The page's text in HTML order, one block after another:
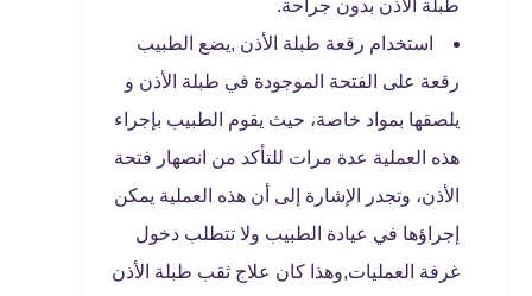
طبلة الأذن بدون جراحة.
استخدام رقعة طبلة الأذن ,يضع الطبيب
رقعة على الفتحة الموجودة في طبلة الأذن و
يلصقها بمواد خاصة، حيث يقوم الطبيب بإجراء
هذه العملية عدة مرات للتأكد من انصهار فتحة
الأذن، وتجدر الإشارة إلى أن هذه العملية يمكن
إجراؤها في عيادة الطبيب ولا تتطلب دخول
غرفة العمليات,وهذا كان علاج ثقب طبلة الأذن